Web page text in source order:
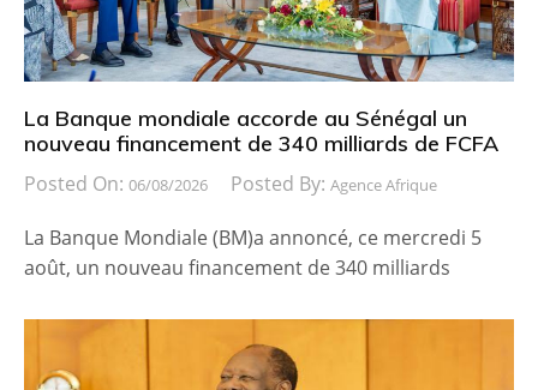
La Banque mondiale accorde au Sénégal un
nouveau financement de 340 milliards de FCFA
Posted On: 06/08/2026 Posted By: Agence Afrique
La Banque Mondiale (BM)a annoncé, ce mercredi 5
août, un nouveau financement de 340 milliards